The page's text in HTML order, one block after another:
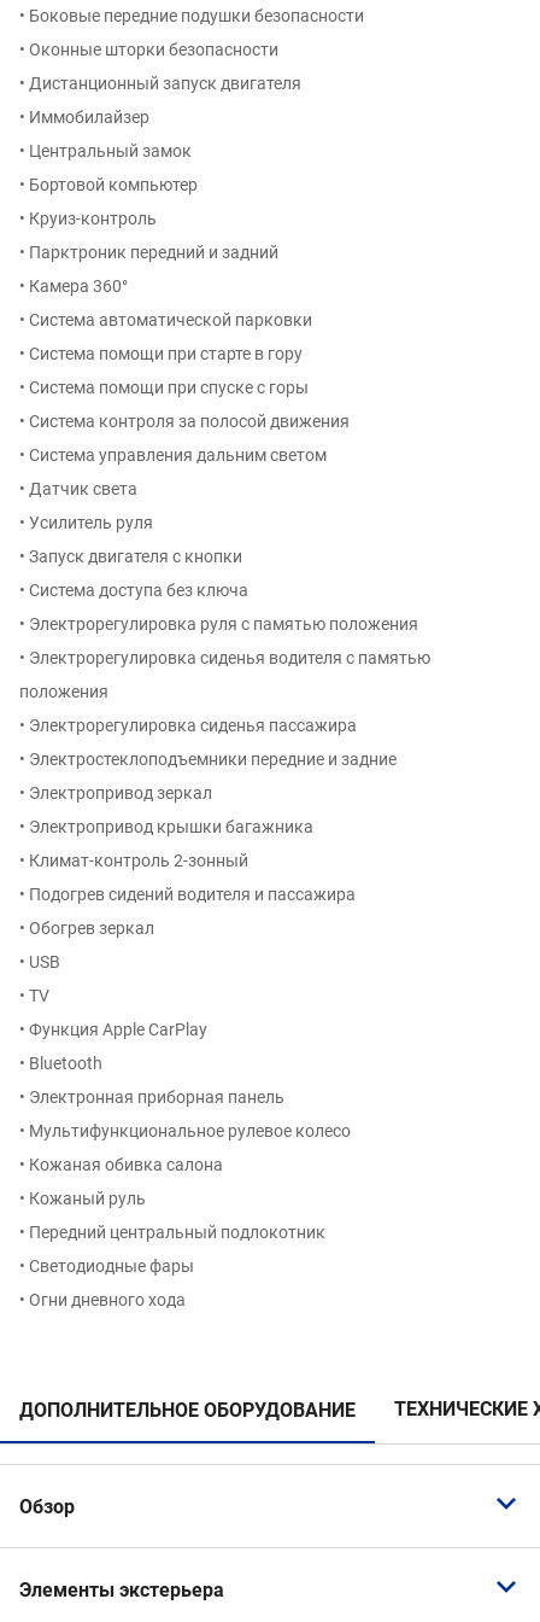
• Боковые передние подушки безопасности
• Оконные шторки безопасности
• Дистанционный запуск двигателя
• Иммобилайзер
• Центральный замок
• Бортовой компьютер
• Круиз-контроль
• Парктроник передний и задний
• Камера 360°
• Система автоматической парковки
• Система помощи при старте в гору
• Система помощи при спуске с горы
• Система контроля за полосой движения
• Система управления дальним светом
• Датчик света
• Усилитель руля
• Запуск двигателя с кнопки
• Система доступа без ключа
• Электрорегулировка руля с памятью положения
• Электрорегулировка сиденья водителя с памятью
положения
• Электрорегулировка сиденья пассажира
• Электростеклоподъемники передние и задние
• Электропривод зеркал
• Электропривод крышки багажника
• Климат-контроль 2-зонный
• Подогрев сидений водителя и пассажира
• Обогрев зеркал
• USB
• TV
• Функция Apple CarPlay
• Bluetooth
• Электронная приборная панель
• Мультифункциональное рулевое колесо
• Кожаная обивка салона
• Кожаный руль
• Передний центральный подлокотник
• Светодиодные фары
• Огни дневного хода
ДОПОЛНИТЕЛЬНОЕ ОБОРУДОВАНИЕ ТЕХНИЧЕСКИЕ
Обзор
Датчик света
Элементы экстерьера